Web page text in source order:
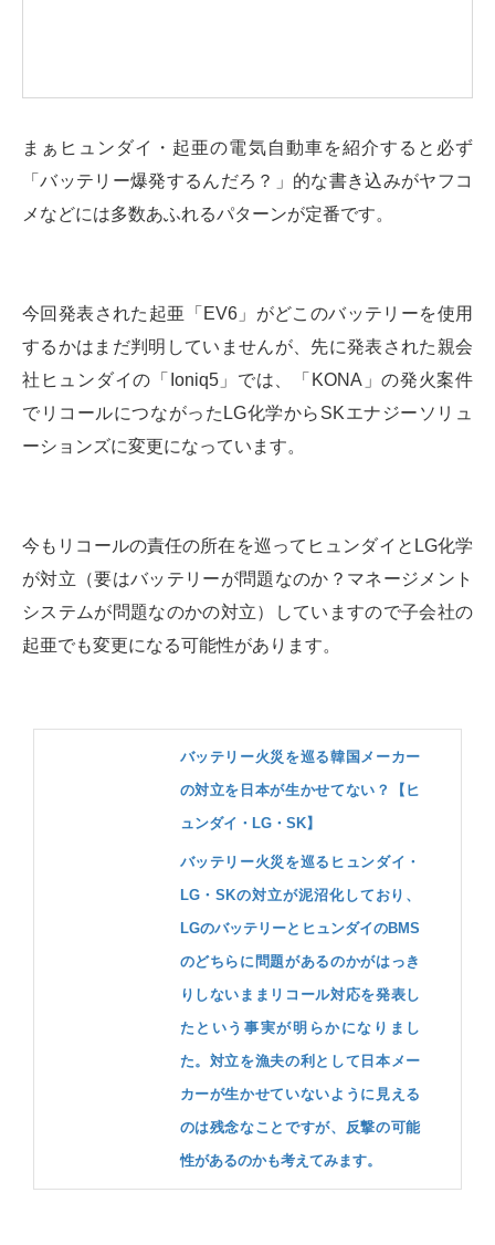
まぁヒュンダイ・起亜の電気自動車を紹介すると必ず
「バッテリー爆発するんだろ？」的な書き込みがヤフコ
メなどには多数あふれるパターンが定番です。
今回発表された起亜「EV6」がどこのバッテリーを使用
するかはまだ判明していませんが、先に発表された親会
社ヒュンダイの「Ioniq5」では、「KONA」の発火案件
でリコールにつながったLG化学からSKエナジーソリュ
ーションズに変更になっています。
今もリコールの責任の所在を巡ってヒュンダイとLG化学
が対立（要はバッテリーが問題なのか？マネージメント
システムが問題なのかの対立）していますので子会社の
起亜でも変更になる可能性があります。
バッテリー火災を巡る韓国メーカー
の対立を日本が生かせてない？【ヒ
ュンダイ・LG・SK】
バッテリー火災を巡るヒュンダイ・
LG・SKの対立が泥沼化しており、
LGのバッテリーとヒュンダイのBMS
のどちらに問題があるのかがはっき
りしないままリコール対応を発表し
たという事実が明らかになりまし
た。対立を漁夫の利として日本メー
カーが生かせていないように見える
のは残念なことですが、反撃の可能
性があるのかも考えてみます。